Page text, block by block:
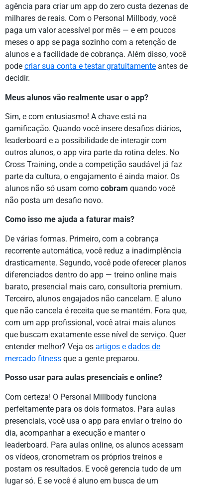
agência para criar um app do zero custa dezenas de
milhares de reais. Com o Personal Millbody, você
paga um valor acessível por mês — e em poucos
meses o app se paga sozinho com a retenção de
alunos e a facilidade de cobrança. Além disso, você
pode criar sua conta e testar gratuitamente antes de
decidir.
Meus alunos vão realmente usar o app?
Sim, e com entusiasmo! A chave está na
gamificação. Quando você insere desafios diários,
leaderboard e a possibilidade de interagir com
outros alunos, o app vira parte da rotina deles. No
Cross Training, onde a competição saudável já faz
parte da cultura, o engajamento é ainda maior. Os
alunos não só usam como cobram quando você
não posta um desafio novo.
Como isso me ajuda a faturar mais?
De várias formas. Primeiro, com a cobrança
recorrente automática, você reduz a inadimplência
drasticamente. Segundo, você pode oferecer planos
diferenciados dentro do app — treino online mais
barato, presencial mais caro, consultoria premium.
Terceiro, alunos engajados não cancelam. E aluno
que não cancela é receita que se mantém. Fora que,
com um app profissional, você atrai mais alunos
que buscam exatamente esse nível de serviço. Quer
entender melhor? Veja os artigos e dados de
mercado fitness que a gente preparou.
Posso usar para aulas presenciais e online?
Com certeza! O Personal Millbody funciona
perfeitamente para os dois formatos. Para aulas
presenciais, você usa o app para enviar o treino do
dia, acompanhar a execução e manter o
leaderboard. Para aulas online, os alunos acessam
os vídeos, cronometram os próprios treinos e
postam os resultados. E você gerencia tudo de um
lugar só. E se você é aluno em busca de um